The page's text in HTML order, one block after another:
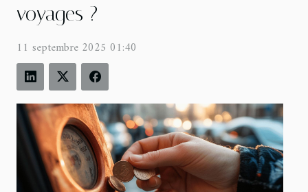
voyages ?
11 septembre 2025 01:40